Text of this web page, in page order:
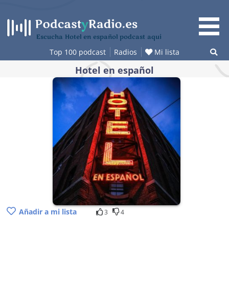
contenido
Escucha Hotel en español podcast aquí
Top 100 podcast Radios Mi lista
Hotel en español
Añadir a mi lista 3 4